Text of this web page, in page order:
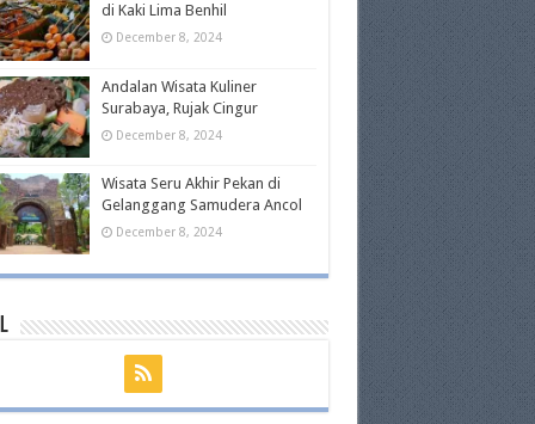
di Kaki Lima Benhil
December 8, 2024
Andalan Wisata Kuliner
Surabaya, Rujak Cingur
December 8, 2024
Wisata Seru Akhir Pekan di
Gelanggang Samudera Ancol
December 8, 2024